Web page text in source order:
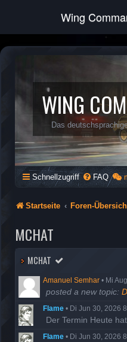
Wing
WING
Das
Schnellzugriff FAQ
Startseite Foren-
MCHAT
MCHAT
Amanuel Semhar • Mi
posted a new topic:
Flame • Di Jun 30, 2026
Der Termin Heute
Flame • Di Jun 30, 2026